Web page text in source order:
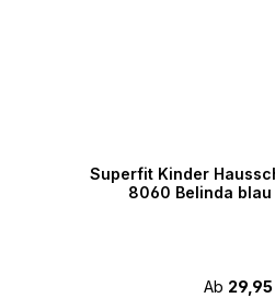
Superfit Kinder
8060 Belinda blau
Regulärer
Ab 29,95